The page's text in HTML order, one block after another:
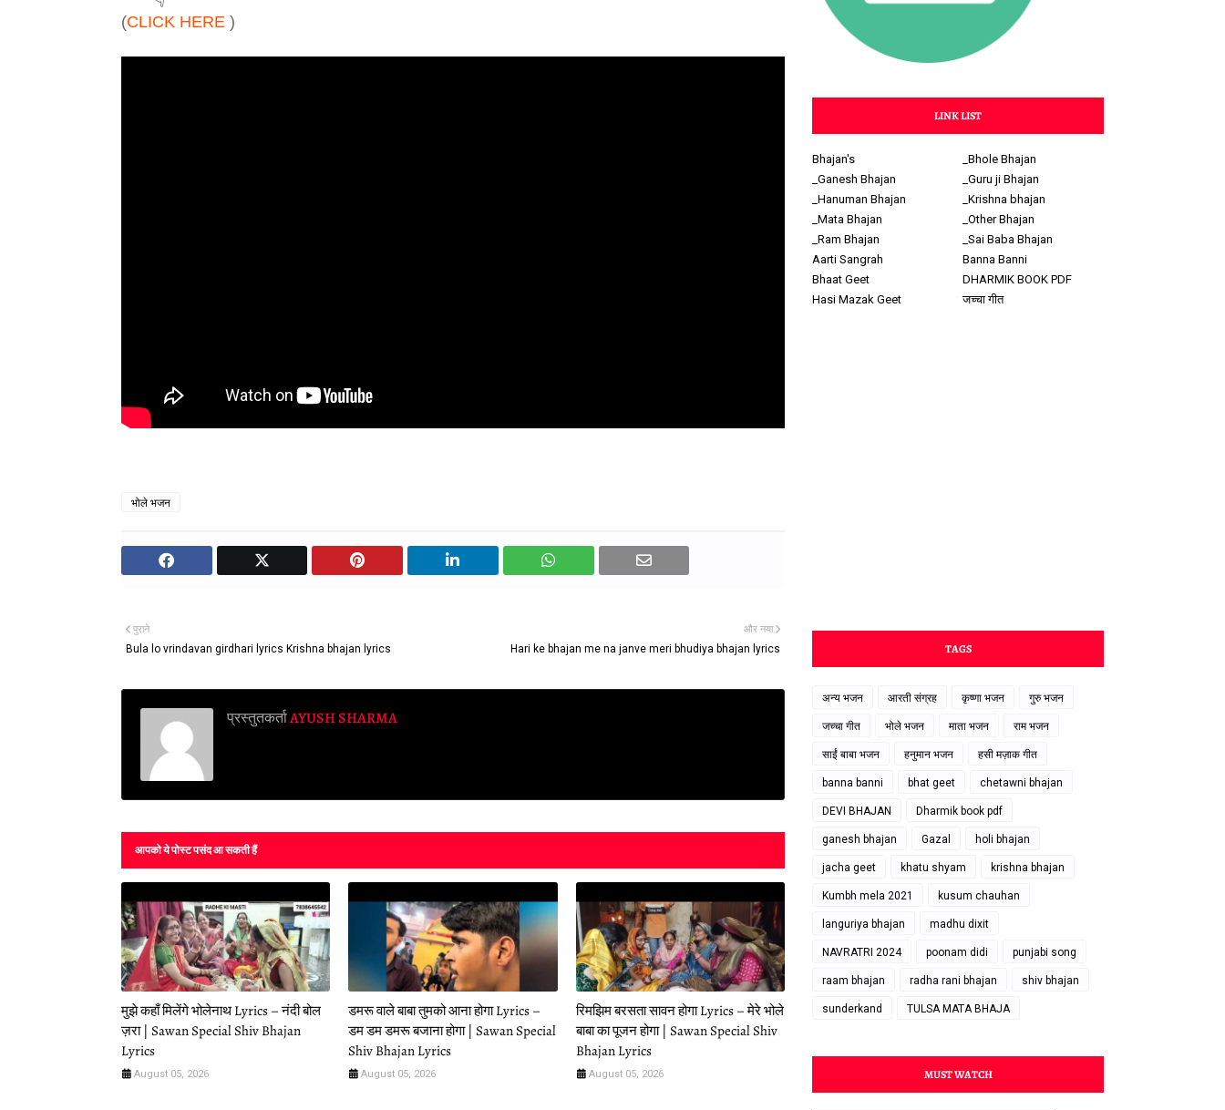
(CLICK HERE )
भोले भजन
और नया
Hari ke bhajan me na janve meri bhudiya bhajan lyrics
पुराने
Bula lo vrindavan girdhari lyrics Krishna bhajan lyrics
प्रस्तुतकर्ताAYUSH SHARMA
आपको ये पोस्ट पसंद आ सकती हैं
मुझे कहाँ मिलेंगे भोलेनाथ Lyrics – नंदी बोल
ज़रा | Sawan Special Shiv Bhajan
Lyrics
August 05, 2026
डमरू वाले बाबा तुमको आना होगा Lyrics –
डम डम डमरू बजाना होगा | Sawan Special
Shiv Bhajan Lyrics
August 05, 2026
रिमझिम बरसता सावन होगा Lyrics – मेरे भोले
बाबा का पूजन होगा | Sawan Special Shiv
Bhajan Lyrics
August 05, 2026
LINK LIST
Bhajan's
_Bhole Bhajan
_Ganesh Bhajan
_Guru ji Bhajan
_Hanuman Bhajan
_Krishna bhajan
_Mata Bhajan
_Other Bhajan
_Ram Bhajan
_Sai Baba Bhajan
Aarti Sangrah
Banna Banni
Bhaat Geet
DHARMIK BOOK PDF
Hasi Mazak Geet
जच्चा गीत
TAGS
अन्य भजन आरती संग्रह कृष्णा भजन गुरु भजन
जच्चा गीत भोले भजन माता भजन राम भजन
साईं बाबा भजन हनुमान भजन हसी मज़ाक गीत
banna banni bhat geet chetawni bhajan
DEVI BHAJAN Dharmik book pdf
ganesh bhajan Gazal holi bhajan
jacha geet khatu shyam krishna bhajan
Kumbh mela 2021 kusum chauhan
languriya bhajan madhu dixit
NAVRATRI 2024 poonam didi punjabi song
raam bhajan radha rani bhajan shiv bhajan
sunderkand TULSA MATA BHAJA
MUST WATCH